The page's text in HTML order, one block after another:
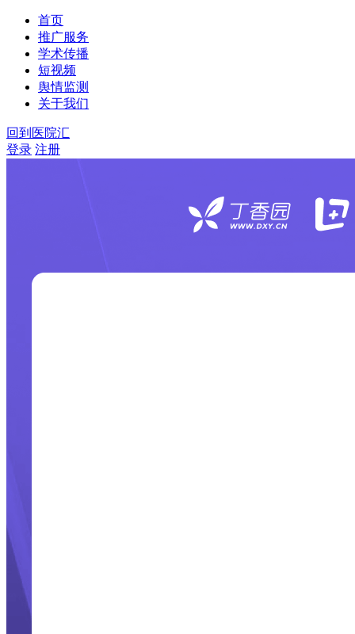
首页
推广服务
学术传播
短视频
舆情监测
关于我们
回到医院汇
登录 注册